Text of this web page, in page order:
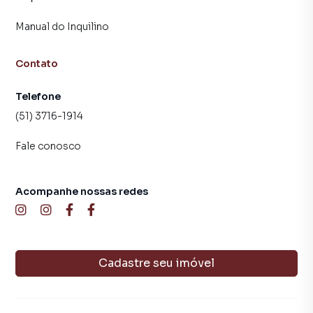
Manual do Inquilino
Contato
Telefone
(51) 3716-1914
Fale conosco
Cadastre seu imóvel
Acompanhe nossas redes